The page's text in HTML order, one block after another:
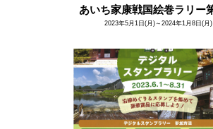
あいち家康戦国絵巻ラリー
2023年5月1日(月)～2024年1月8日(月)